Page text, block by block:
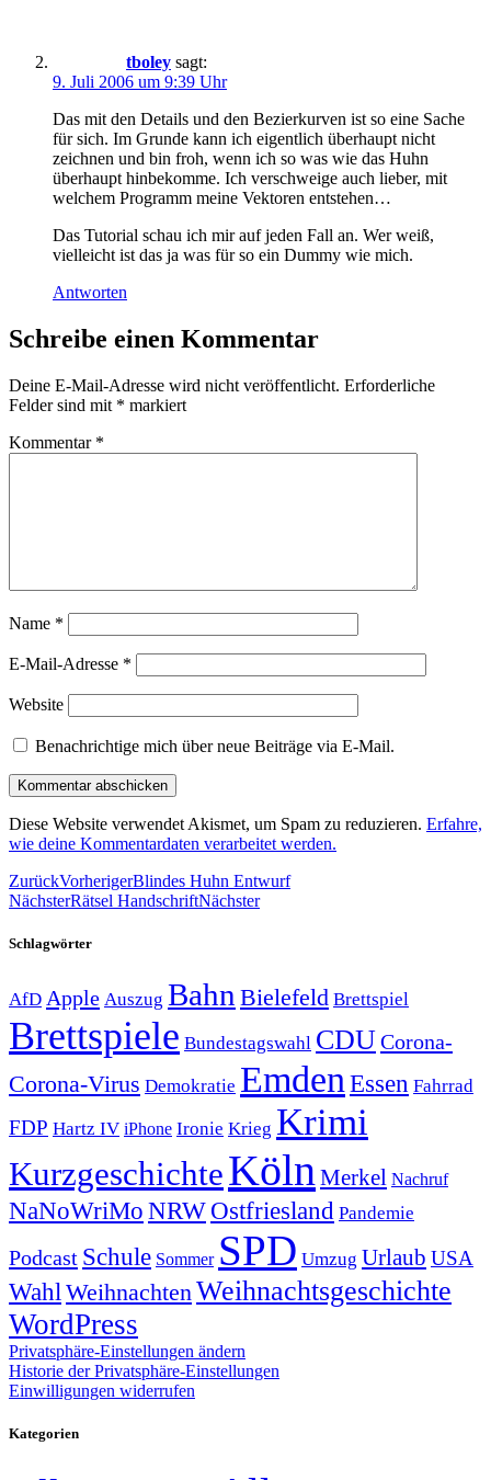
tboley sagt:
9. Juli 2006 um 9:39 Uhr
Das mit den Details und den Bezierkurven ist so eine Sache
für sich. Im Grunde kann ich eigentlich überhaupt nicht
zeichnen und bin froh, wenn ich so was wie das Huhn
überhaupt hinbekomme. Ich verschweige auch lieber, mit
welchem Programm meine Vektoren entstehen…
Das Tutorial schau ich mir auf jeden Fall an. Wer weiß,
vielleicht ist das ja was für so ein Dummy wie mich.
Antworten
Schreibe einen Kommentar
Deine E-Mail-Adresse wird nicht veröffentlicht. Erforderliche
Felder sind mit * markiert
Kommentar *
Name *
E-Mail-Adresse *
Website
Benachrichtige mich über neue Beiträge via E-Mail.
Diese Website verwendet Akismet, um Spam zu reduzieren. Erfahre,
wie deine Kommentardaten verarbeitet werden.
ZurückVorherigerBlindes Huhn Entwurf
NächsterRätsel HandschriftNächster
Schlagwörter
AfD Apple Auszug Bahn Bielefeld Brettspiel
Brettspiele Bundestagswahl CDUCorona-
Corona-Virus Demokratie Emden Essen Fahrrad
FDP Hartz IV iPhone Ironie Krieg Krimi
KurzgeschichteKölnMerkel Nachruf
NaNoWriMo NRWOstfriesland Pandemie
Podcast Schule Sommer SPD Umzug Urlaub USA
WahlWeihnachtenWeihnachtsgeschichte
WordPress
Privatsphäre-Einstellungen ändern
Historie der Privatsphäre-Einstellungen
Einwilligungen widerrufen
Kategorien